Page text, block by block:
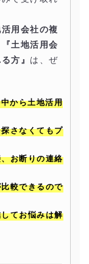
用会社の複
土地活用会
方』 は、ぜ
から土地活用
さなくてもプ
お断りの連絡
較できるので
てお悩みは解